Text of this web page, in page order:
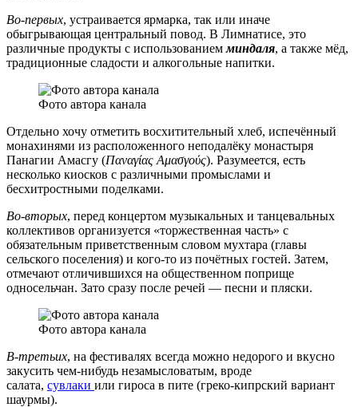
Во-первых, устраивается ярмарка, так или иначе
обыгрывающая центральный повод. В Лимнатисе, это
различные продукты с использованиемминдаля, а также мёд,
традиционные сладости и алкогольные напитки.
Фото автора канала
Отдельно хочу отметить восхитительный хлеб, испечённый
монахинями из расположенного неподалёку монастыря
Панагии Амасгу (Παναγίας Αμασγούς). Разумеется, есть
несколько киосков с различными промыслами и
бесхитростными поделками.
Во-вторых, перед концертом музыкальных и танцевальных
коллективов организуется «торжественная часть» с
обязательным приветственным словом мухтара (главы
сельского поселения) и кого-то из почётных гостей. Затем,
отмечают отличившихся на общественном поприще
односельчан. Зато сразу после речей — песни и пляски.
Фото автора канала
В-третьих, на фестивалях всегда можно недорого и вкусно
закусить чем-нибудь незамысловатым, вроде
салата, сувлаки или гироса в пите (греко-кипрский вариант
шаурмы).